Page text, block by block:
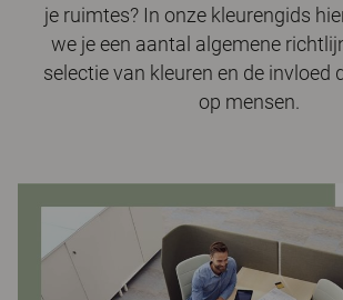
je ruimtes? In onze kleurengids
we je een aantal algemene
selectie van kleuren en de invloed
op mensen.